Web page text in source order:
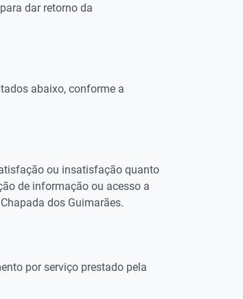
dar retorno da
abaixo, conforme a
ou insatisfação quanto
de informação ou acesso a
dos Guimarães.
por serviço prestado pela